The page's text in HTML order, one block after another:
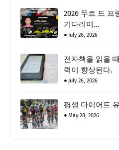
2026 뚜르 드 프
기다리며...
July 26, 2026
전자책을 읽을
력이 향상된다.
July 26, 2026
평생 다이어트
May 28, 2026